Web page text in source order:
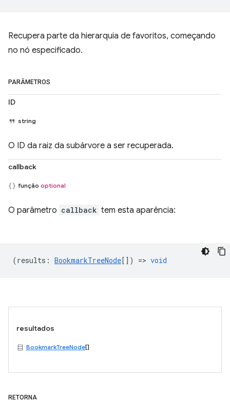
Recupera parte da hierarquia de favoritos, começando
no nó especificado.
PARÂMETROS
ID
string
O ID da raiz da subárvore a ser recuperada.
callback
função optional
O parâmetro callback tem esta aparência:
(results : BookmarkTreeNode[]) => void
resultados
BookmarkTreeNode[]
RETORNA